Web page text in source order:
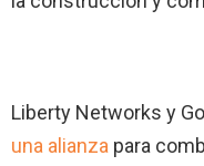
Liberty Networks y
una alianza para